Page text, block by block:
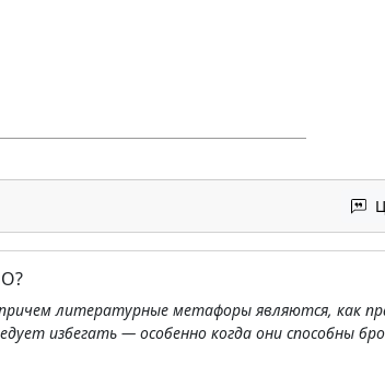
литературные метафоры являются, как
избегать — особенно когда они способны